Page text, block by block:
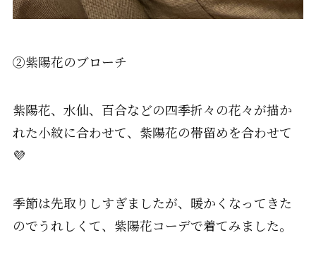
②紫陽花のブローチ
紫陽花、水仙、百合などの四季折々の花々が描か
れた小紋に合わせて、紫陽花の帯留めを合わせて
💜
季節は先取りしすぎましたが、暖かくなってきた
のでうれしくて、紫陽花コーデで着てみました。